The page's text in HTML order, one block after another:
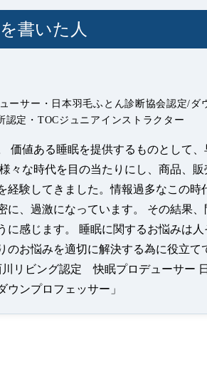
書いた人
ーサー・日本羽毛ふとん診断協会認定/ダ
認定・TOCジュニアインストラクター
価値ある睡眠を提供するものとして
々な時代を目の当たりにし、商品、
経験してきました。情報過多なこの時
に、過激になっています。 その結果
に感じます。 睡眠に関するお悩みは
のお悩みを適切に解決する為に役立て
リビング認定 快眠プロデューサー
ンプロフェッサー」